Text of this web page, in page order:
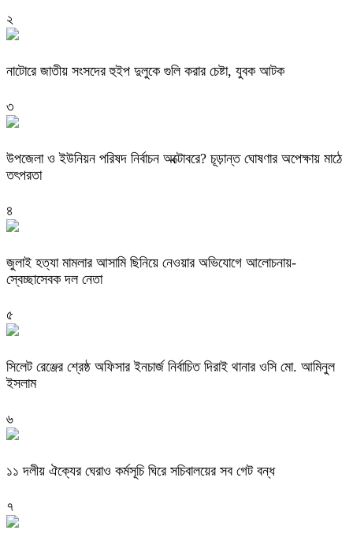
২
নাটোরে জাতীয় সংসদের হুইপ দুলুকে গুলি করার চেষ্টা, যুবক আটক
৩
উপজেলা ও ইউনিয়ন পরিষদ নির্বাচন অক্টোবরে? চূড়ান্ত ঘোষণার অপেক্ষায় মাঠে
তৎপরতা
৪
জুলাই হত্যা মামলার আসামি ছিনিয়ে নেওয়ার অভিযোগে আলোচনায়-
স্বেচ্ছাসেবক দল নেতা
৫
‎সিলেট রেঞ্জের শ্রেষ্ঠ অফিসার ইনচার্জ নির্বাচিত দিরাই থানার ওসি মো. আমিনুল
ইসলাম
৬
‎১১ দলীয় ঐক্যের ঘেরাও কর্মসূচি ঘিরে সচিবালয়ের সব গেট বন্ধ
৭